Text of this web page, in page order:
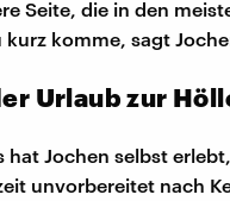
Seite, die in den
kurz komme, sagt
Urlaub zur
hat Jochen selbst
unvorbereitet nach